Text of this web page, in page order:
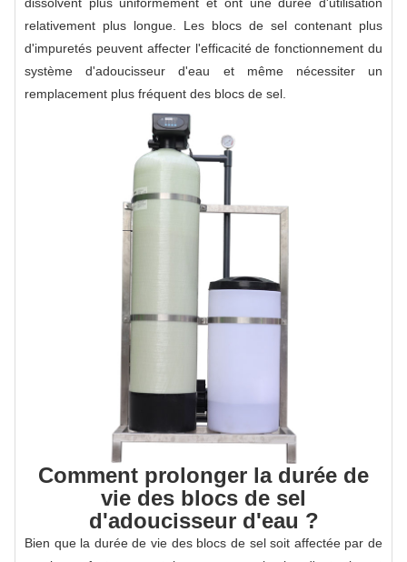
relativement plus longue. Les blocs de sel contenant plus
d'impuretés peuvent affecter l'efficacité de fonctionnement du
système d'adoucisseur d'eau et même nécessiter un
remplacement plus fréquent des blocs de sel.
Comment prolonger la durée de
vie des blocs de sel
d'adoucisseur d'eau ?
Bien que la durée de vie des blocs de sel soit affectée par de